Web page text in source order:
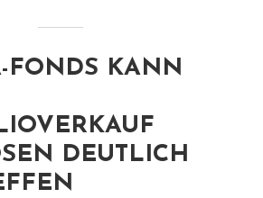
FONDS KANN
DEUTLICH